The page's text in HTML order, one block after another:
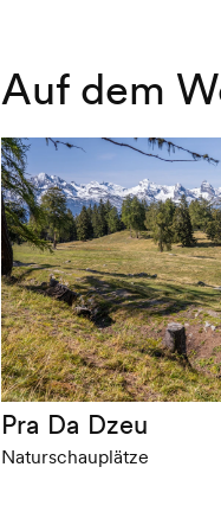
Auf dem
Pra Da Dzeu
Naturschauplätze